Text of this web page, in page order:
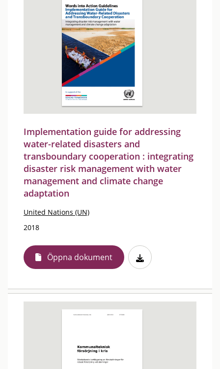
Implementation guide for addressing
water-related disasters and
transboundary cooperation : integrating
disaster risk management with water
management and climate change
adaptation
United Nations (UN)
2018
Öppna dokument